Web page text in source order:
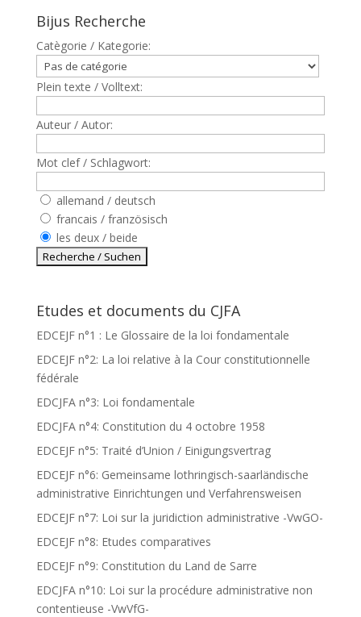
Bijus Recherche
Catègorie / Kategorie:
Plein texte / Volltext:
Auteur / Autor:
Mot clef / Schlagwort:
allemand / deutsch
francais / französisch
les deux / beide
Etudes et documents du CJFA
EDCEJF n°1 : Le Glossaire de la loi fondamentale
EDCEJF n°2: La loi relative à la Cour constitutionnelle
fédérale
EDCJFA n°3: Loi fondamentale
EDCJFA n°4: Constitution du 4 octobre 1958
EDCEJF n°5: Traité d’Union / Einigungsvertrag
EDCEJF n°6: Gemeinsame lothringisch-saarländische
administrative Einrichtungen und Verfahrensweisen
EDCEJF n°7: Loi sur la juridiction administrative -VwGO-
EDCEJF n°8: Etudes comparatives
EDCEJF n°9: Constitution du Land de Sarre
EDCJFA n°10: Loi sur la procédure administrative non
contentieuse -VwVfG-